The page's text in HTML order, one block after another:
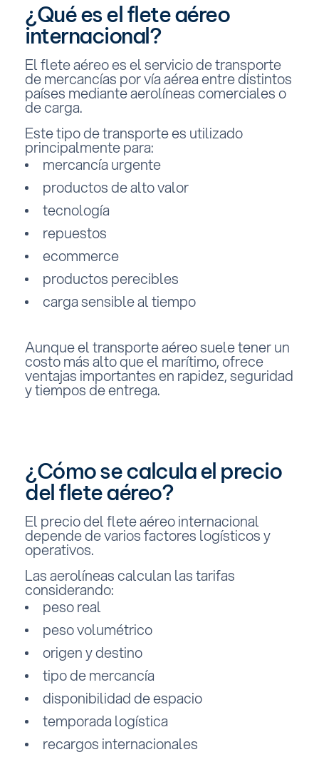
¿Qué es el flete aéreo
internacional?
El flete aéreo es el servicio de transporte
de mercancías por vía aérea entre distintos
países mediante aerolíneas comerciales o
de carga.
Este tipo de transporte es utilizado
principalmente para:
mercancía urgente
productos de alto valor
tecnología
repuestos
ecommerce
productos perecibles
carga sensible al tiempo
Aunque el transporte aéreo suele tener un
costo más alto que el marítimo, ofrece
ventajas importantes en rapidez, seguridad
y tiempos de entrega.
¿Cómo se calcula el precio
del flete aéreo?
El precio del flete aéreo internacional
depende de varios factores logísticos y
operativos.
Las aerolíneas calculan las tarifas
considerando:
peso real
peso volumétrico
origen y destino
tipo de mercancía
disponibilidad de espacio
temporada logística
recargos internacionales